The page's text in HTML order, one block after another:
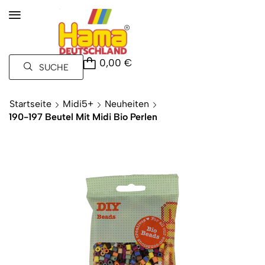
SUCHE 0,00 €
Startseite Midi5+
Neuheiten
190-197 Beutel Mit Midi Bio Perlen